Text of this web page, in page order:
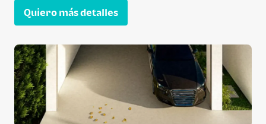
Quiero más detalles